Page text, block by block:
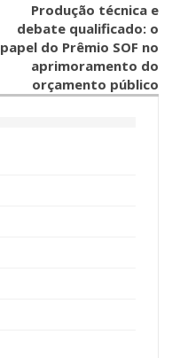
Produção técnica e
debate qualificado: o
papel do Prêmio SOF no
aprimoramento do
orçamento público